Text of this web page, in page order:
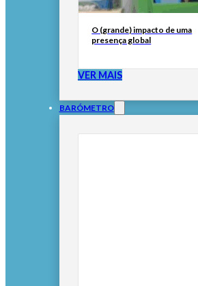
O (grande) impacto de uma
presença global
VER MAIS
BARÓMETRO